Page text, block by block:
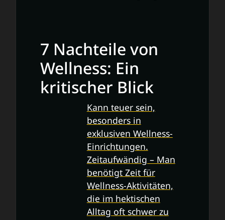
7 Nachteile von
Wellness: Ein
kritischer Blick
Kann teuer sein,
besonders in
exklusiven Wellness-
Einrichtungen.
Zeitaufwändig – Man
benötigt Zeit für
Wellness-Aktivitäten,
die im hektischen
Alltag oft schwer zu